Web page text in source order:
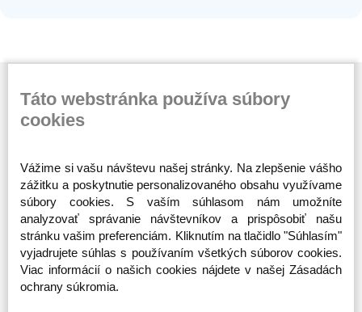
Buďte prvý, kto to vie. Zaregistrujte sa na odber
noviniek ešte dnes
ODOBERAŤ
Táto webstránka používa súbory
cookies
Vážime si vašu návštevu našej stránky. Na zlepšenie vášho
zážitku a poskytnutie personalizovaného obsahu využívame
súbory cookies. S vaším súhlasom nám umožníte
analyzovať správanie návštevníkov a prispôsobiť našu
stránku vašim preferenciám. Kliknutím na tlačidlo "Súhlasím"
vyjadrujete súhlas s používaním všetkých súborov cookies.
Viac informácií o našich cookies nájdete v našej Zásadách
ochrany súkromia.